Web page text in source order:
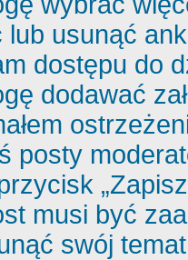
usunąć
dostępu do
dodawać
posty
musi być
swój